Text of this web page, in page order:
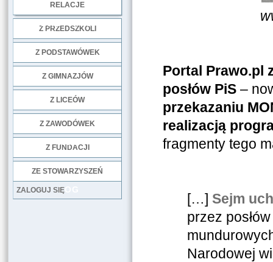
RELACJE
Z PRZEDSZKOLI
Z PODSTAWÓWEK
Z GIMNAZJÓW
Z LICEÓW
Z ZAWODÓWEK
Z FUNDACJI
ZE STOWARZYSZEŃ
LOG
ZALOGUJ SIĘ
Portal Prawo.pl
posłów PiS–
przekazaniu
realizacją
fragmenty tego
[…] Sejm
przez
Narodowej